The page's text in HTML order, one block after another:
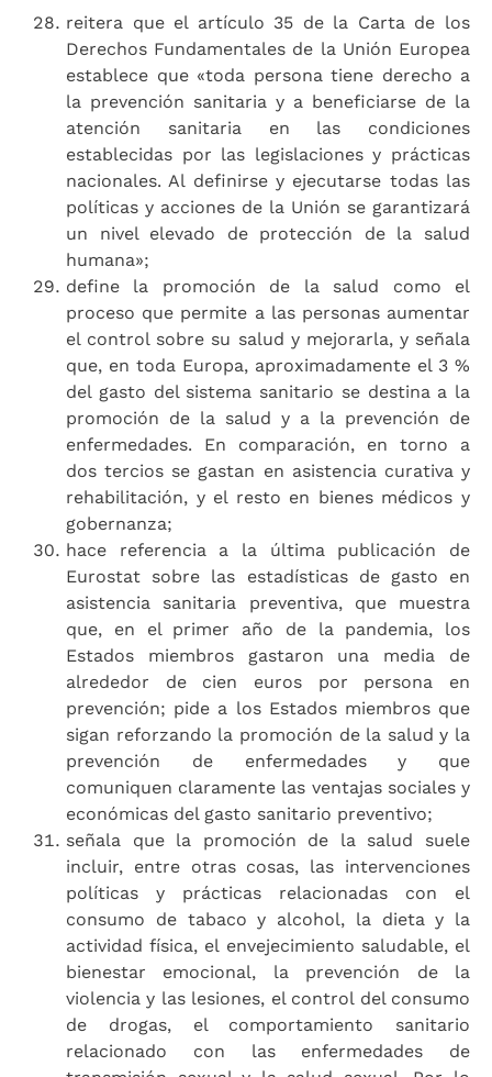
reitera que el artículo 35 de la Carta de los
Derechos Fundamentales de la Unión Europea
establece que «toda persona tiene derecho a
la prevención sanitaria y a beneficiarse de la
atención sanitaria en las condiciones
establecidas por las legislaciones y prácticas
nacionales. Al definirse y ejecutarse todas las
políticas y acciones de la Unión se garantizará
un nivel elevado de protección de la salud
humana»;
define la promoción de la salud como el
proceso que permite a las personas aumentar
el control sobre su salud y mejorarla, y señala
que, en toda Europa, aproximadamente el 3 %
del gasto del sistema sanitario se destina a la
promoción de la salud y a la prevención de
enfermedades. En comparación, en torno a
dos tercios se gastan en asistencia curativa y
rehabilitación, y el resto en bienes médicos y
gobernanza;
hace referencia a la última publicación de
Eurostat sobre las estadísticas de gasto en
asistencia sanitaria preventiva, que muestra
que, en el primer año de la pandemia, los
Estados miembros gastaron una media de
alrededor de cien euros por persona en
prevención; pide a los Estados miembros que
sigan reforzando la promoción de la salud y la
prevención de enfermedades y que
comuniquen claramente las ventajas sociales y
económicas del gasto sanitario preventivo;
señala que la promoción de la salud suele
incluir, entre otras cosas, las intervenciones
políticas y prácticas relacionadas con el
consumo de tabaco y alcohol, la dieta y la
actividad física, el envejecimiento saludable, el
bienestar emocional, la prevención de la
violencia y las lesiones, el control del consumo
de drogas, el comportamiento sanitario
relacionado con las enfermedades de